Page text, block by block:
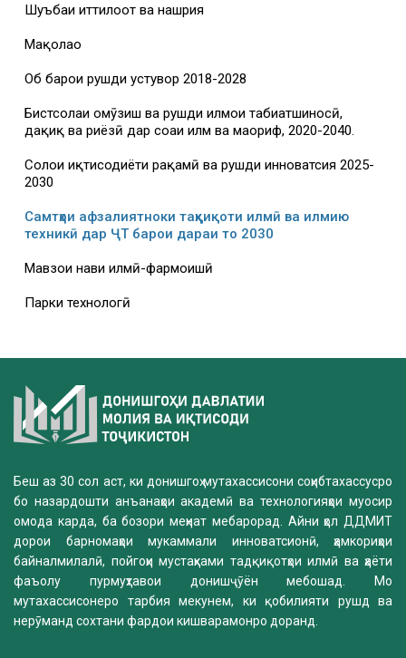
Шуъбаи иттилоот ва нашрия
Мақолаҳо
Об барои рушди устувор 2018-2028
Бистсолаи омӯзиш ва рушди илмҳои табиатшиносӣ,
дақиқ ва риёзӣ дар соҳаи илм ва маориф, 2020-2040.
Солҳои иқтисодиёти рақамӣ ва рушди инноватсия 2025-
2030
Самтҳои афзалиятноки таҳқиқоти илмӣ ва илмию
техникӣ дар ҶТ барои дараи то 2030
Мавзҳои нави илмӣ-фармоишӣ
Парки технологӣ
Беш аз 30 сол аст, ки донишгоҳ мутахассисони соҳибтахассусро
бо назардошти анъанаҳои академӣ ва технологияҳои муосир
омода карда, ба бозори меҳнат мебарорад. Айни ҳол ДДМИТ
дорои барномаҳои мукаммали инноватсионӣ, ҳамкориҳои
байналмилалӣ, пойгоҳи мустаҳками тадқиқотҳои илмӣ ва ҳаёти
фаъолу пурмуҳтавои донишҷӯён мебошад. Мо
мутахассисонеро тарбия мекунем, ки қобилияти рушд ва
нерӯманд сохтани фардои кишварамонро доранд.